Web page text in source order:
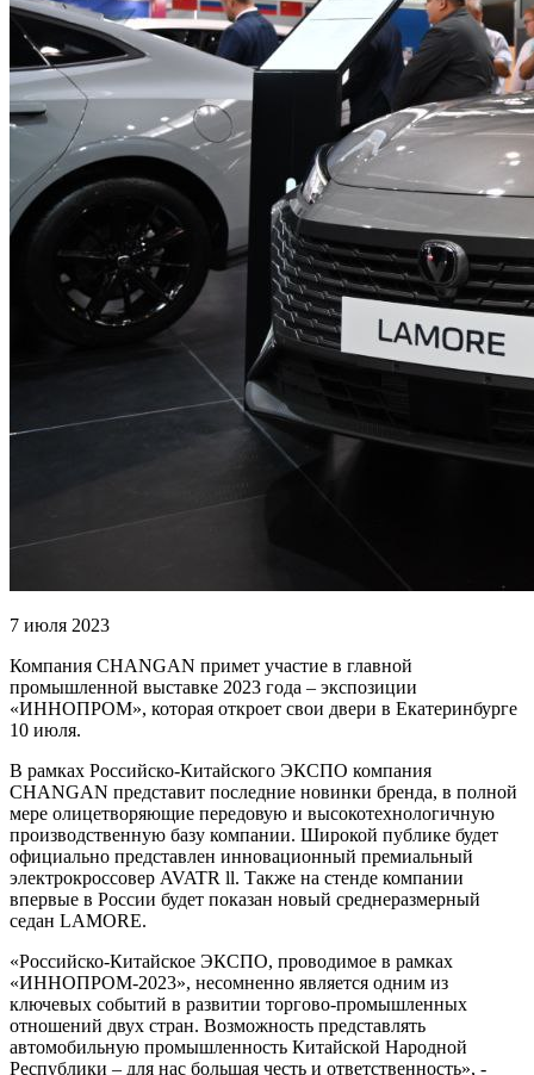
7 июля 2023
Компания CHANGAN примет участие в главной
промышленной выставке 2023 года – экспозиции
«ИННОПРОМ», которая откроет свои двери в Екатеринбурге
10 июля.
В рамках Российско-Китайского ЭКСПО компания
CHANGAN представит последние новинки бренда, в полной
мере олицетворяющие передовую и высокотехнологичную
производственную базу компании. Широкой публике будет
официально представлен инновационный премиальный
электрокроссовер AVATR ll. Также на стенде компании
впервые в России будет показан новый среднеразмерный
седан LAMORE.
«Российско-Китайское ЭКСПО, проводимое в рамках
«ИННОПРОМ-2023», несомненно является одним из
ключевых событий в развитии торгово-промышленных
отношений двух стран. Возможность представлять
автомобильную промышленность Китайской Народной
Республики – для нас большая честь и ответственность», -